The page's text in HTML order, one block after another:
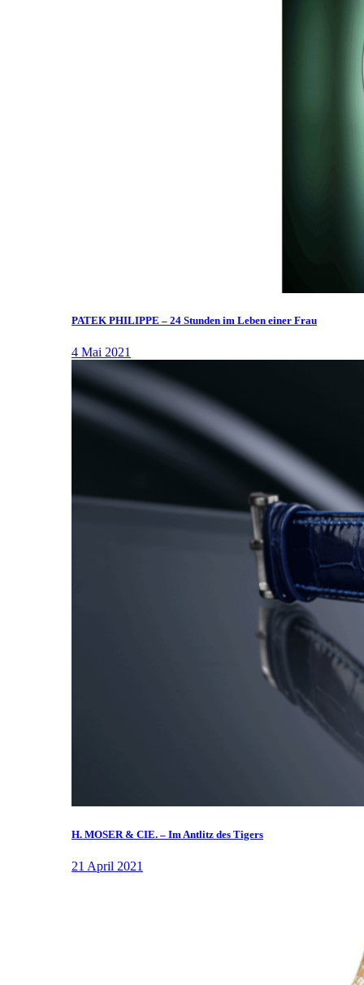
PATEK PHILIPPE – 24 Stunden im Leben einer Frau
4 Mai 2021
H. MOSER & CIE. – Im Antlitz des Tigers
21 April 2021